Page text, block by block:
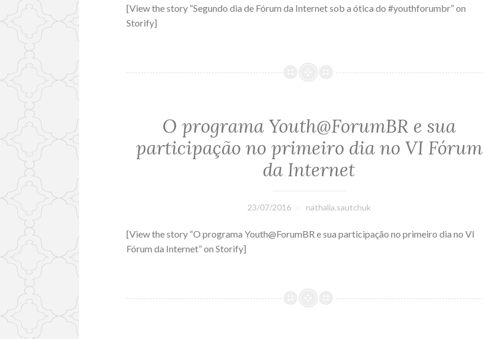
[View the story “Segundo dia de Fórum da Internet sob a ótica do #youthforumbr” on
Storify]
O programa Youth@ForumBR e sua
participação no primeiro dia no VI Fórum
da Internet
23/07/2016 nathalia.sautchuk
[View the story “O programa Youth@ForumBR e sua participação no primeiro dia no VI
Fórum da Internet” on Storify]